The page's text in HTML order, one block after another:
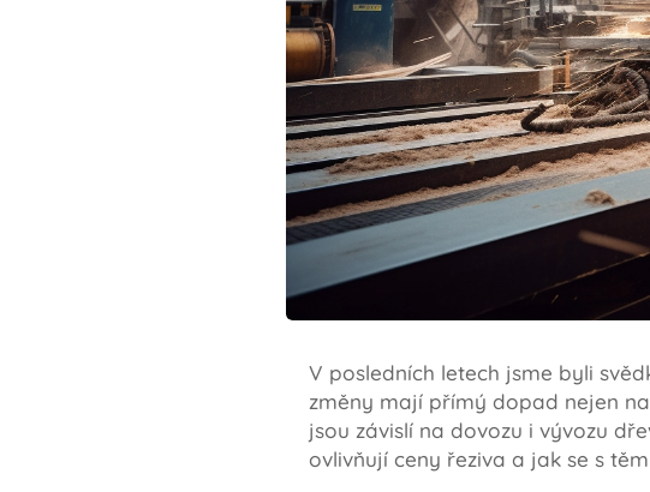
V posledních letech jsme byli
změny mají přímý dopad nejen
jsou závislí na dovozu i vývozu
ovlivňují ceny řeziva a jak se s